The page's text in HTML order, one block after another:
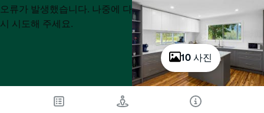
10 사진
List
List
오류가 발생했습니다. 나중에 다
시 시도해 주세요.